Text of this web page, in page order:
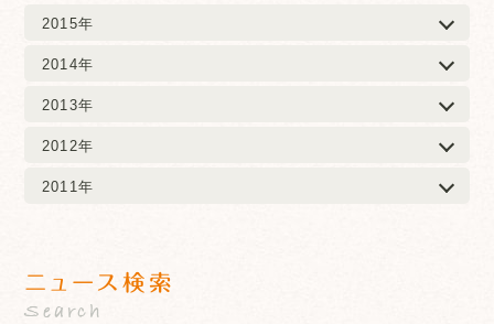
2015年
2014年
2013年
2012年
2011年
ニュース検索
Search